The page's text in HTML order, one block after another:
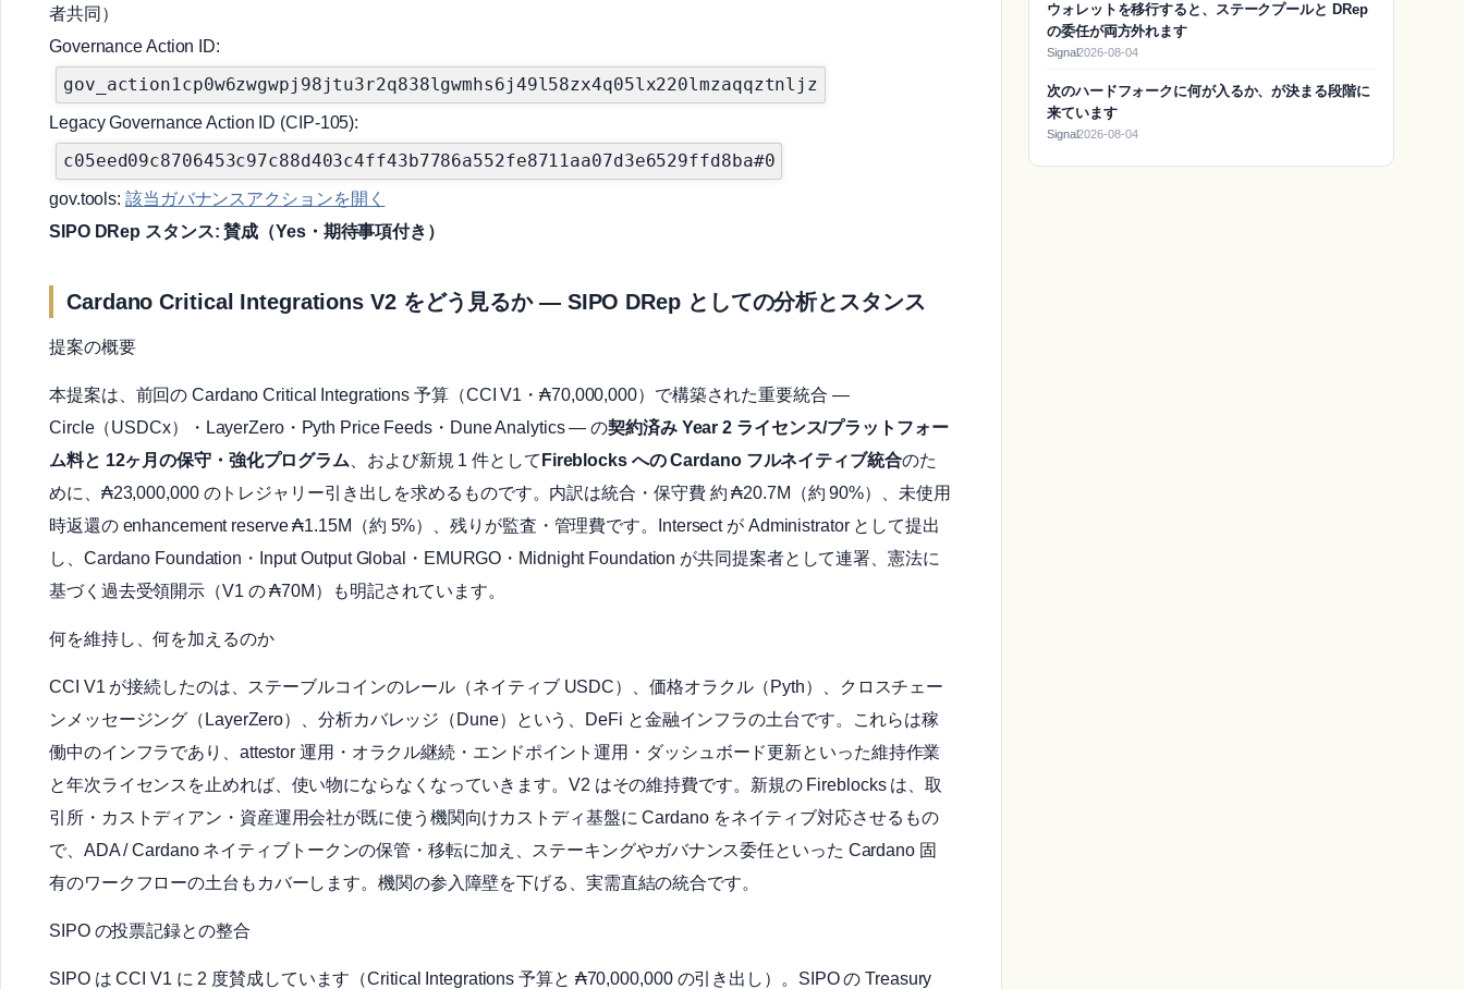
者共同）
Governance Action ID:
gov_action1cp0w6zwgwpj98jtu3r2q838lgwmhs6j49l58zx4q05lx220lmzaqqztnljz
Legacy Governance Action ID (CIP-105):
c05eed09c8706453c97c88d403c4ff43b7786a552fe8711aa07d3e6529ffd8ba#0
gov.tools: 該当ガバナンスアクションを開く
SIPO DRep スタンス: 賛成（Yes・期待事項付き）
Cardano Critical Integrations V2 をどう見るか ― SIPO DRep としての分析とスタンス
提案の概要
本提案は、前回の Cardano Critical Integrations 予算（CCI V1・₳70,000,000）で構築された重要統合 ―
Circle（USDCx）・LayerZero・Pyth Price Feeds・Dune Analytics ― の契約済み Year 2 ライセンス/プラットフォー
ム料と 12ヶ月の保守・強化プログラム 、および新規 1 件として Fireblocks への Cardano フルネイティブ統合のた
めに、₳23,000,000 のトレジャリー引き出しを求めるものです。内訳は統合・保守費 約 ₳20.7M（約 90%）、未使用
時返還の enhancement reserve ₳1.15M（約 5%）、残りが監査・管理費です。Intersect が Administrator として提出
し、Cardano Foundation・Input Output Global・EMURGO・Midnight Foundation が共同提案者として連署、憲法に
基づく過去受領開示（V1 の ₳70M）も明記されています。
何を維持し、何を加えるのか
CCI V1 が接続したのは、ステーブルコインのレール（ネイティブ USDC）、価格オラクル（Pyth）、クロスチェー
ンメッセージング（LayerZero）、分析カバレッジ（Dune）という、DeFi と金融インフラの土台です。これらは稼
働中のインフラであり、attestor 運用・オラクル継続・エンドポイント運用・ダッシュボード更新といった維持作業
と年次ライセンスを止めれば、使い物にならなくなっていきます。V2 はその維持費です。新規の Fireblocks は、取
引所・カストディアン・資産運用会社が既に使う機関向けカストディ基盤に Cardano をネイティブ対応させるもの
で、ADA / Cardano ネイティブトークンの保管・移転に加え、ステーキングやガバナンス委任といった Cardano 固
有のワークフローの土台もカバーします。機関の参入障壁を下げる、実需直結の統合です。
SIPO の投票記録との整合
SIPO は CCI V1 に 2 度賛成しています（Critical Integrations 予算と ₳70,000,000 の引き出し）。SIPO の Treasury
ウォレットを移行すると、ステークプールと DRep
の委任が両方外れます
Signal2026-08-04
次のハードフォークに何が入るか、が決まる段階に
来ています
Signal2026-08-04